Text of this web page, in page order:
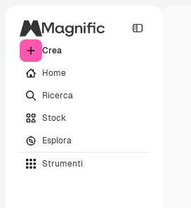
Crea
Home
Ricerca
Stock
Esplora
Strumenti